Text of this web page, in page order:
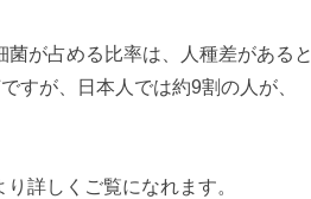
が占める比率は、人種差があると
すが、日本人では約9割の人が、
り詳しくご覧になれます。